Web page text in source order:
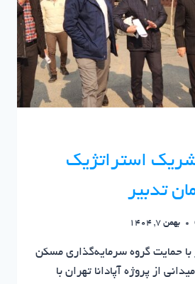
شریک استراتژیک
تدبیر
بهمن 7, 1404
با حمایت گروه سرمایه‌گذاری مسکن
از پروژه آپادانا تهران با